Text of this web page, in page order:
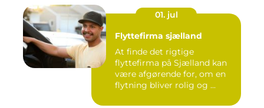
01. jul
Flyttefirma sjælland
At finde det rigtige
flyttefirma på Sjælland kan
være afgørende for, om en
flytning bliver rolig og ...